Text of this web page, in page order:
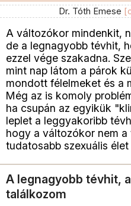
Dr. Tóth Emese
A változókor mindenkit,
de a legnagyobb tévhit,
ezzel vége szakadna.
mint nap látom a párok
mondott félelmeket és a
Még az is komoly
ha csupán az egyikük
leplet a leggyakoribb
hogy a változókor nem a
tudatosabb szexuális
A legnagyobb tévhit,
találkozom